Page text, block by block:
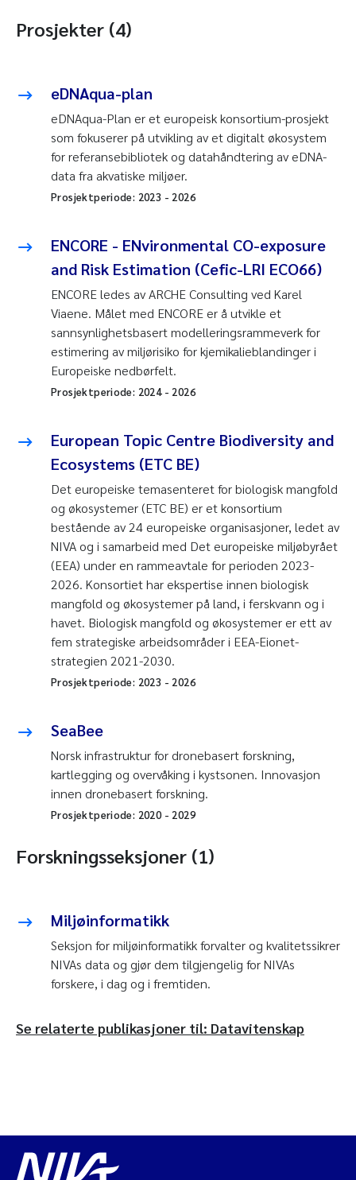
Prosjekter (4)
eDNAqua-plan
eDNAqua-Plan er et europeisk konsortium-prosjekt
som fokuserer på utvikling av et digitalt økosystem
for referansebibliotek og datahåndtering av eDNA-
data fra akvatiske miljøer.
Prosjektperiode: 2023 - 2026
ENCORE - ENvironmental CO-exposure
and Risk Estimation (Cefic-LRI ECO66)
ENCORE ledes av ARCHE Consulting ved Karel
Viaene. Målet med ENCORE er å utvikle et
sannsynlighetsbasert modelleringsrammeverk for
estimering av miljørisiko for kjemikalieblandinger i
Europeiske nedbørfelt.
Prosjektperiode: 2024- 2026
European Topic Centre Biodiversity and
Ecosystems (ETC BE)
Det europeiske temasenteret for biologisk mangfold
og økosystemer (ETC BE) er et konsortium
bestående av 24 europeiske organisasjoner, ledet av
NIVA og i samarbeid med Det europeiske miljøbyrået
(EEA) under en rammeavtale for perioden 2023-
2026. Konsortiet har ekspertise innen biologisk
mangfold og økosystemer på land, i ferskvann og i
havet. Biologisk mangfold og økosystemer er ett av
fem strategiske arbeidsområder i EEA-Eionet-
strategien 2021-2030.
Prosjektperiode: 2023 - 2026
SeaBee
Norsk infrastruktur for dronebasert forskning,
kartlegging og overvåking i kystsonen. Innovasjon
innen dronebasert forskning.
Prosjektperiode: 2020- 2029
Forskningsseksjoner (1)
Miljøinformatikk
Seksjon for miljøinformatikk forvalter og kvalitetssikrer
NIVAs data og gjør dem tilgjengelig for NIVAs
forskere, i dag og i fremtiden.
Se relaterte publikasjoner til: Datavitenskap